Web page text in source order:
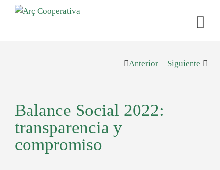
Anterior Siguiente
Balance Social 2022:
transparencia y
compromiso